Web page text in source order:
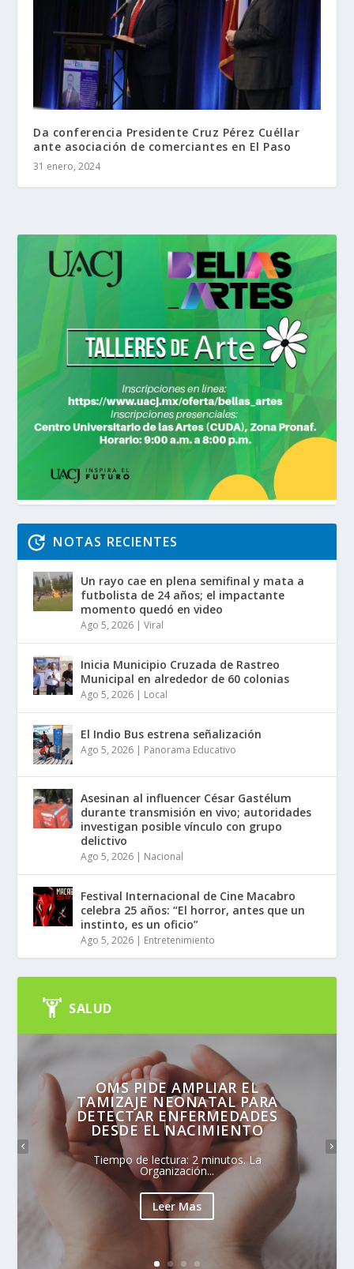
Da conferencia Presidente Cruz Pérez Cuéllar
ante asociación de comerciantes en El Paso
31 enero, 2024
NOTAS RECIENTES
Un rayo cae en plena semifinal y mata a
futbolista de 24 años; el impactante
momento quedó en video
Ago 5, 2026 |Viral
Inicia Municipio Cruzada de Rastreo
Municipal en alrededor de 60 colonias
Ago 5, 2026 | Local
El Indio Bus estrena señalización
Ago 5, 2026 | Panorama Educativo
Asesinan al influencer César Gastélum
durante transmisión en vivo; autoridades
investigan posible vínculo con grupo
delictivo
Ago 5, 2026 | Nacional
Festival Internacional de Cine Macabro
celebra 25 años: “El horror, antes que un
instinto, es un oficio”
Ago 5, 2026 | Entretenimiento
SALUD
OMS PIDE AMPLIAR EL
TAMIZAJE NEONATAL PARA
DETECTAR ENFERMEDADES
DESDE EL NACIMIENTO
Tiempo de lectura: 2 minutos. La
Organización...
Leer Mas